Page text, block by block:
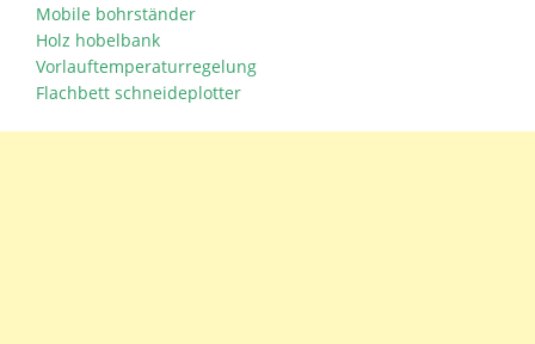
Mobile bohrständer
Holz hobelbank
Vorlauftemperaturregelung
Flachbett schneideplotter